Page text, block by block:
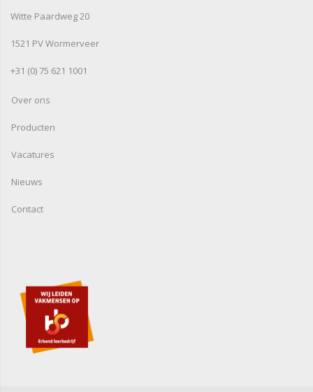
Witte Paardweg 20
1521 PV Wormerveer
+31 (0) 75 621 1001
Over ons
Producten
Vacatures
Nieuws
Contact